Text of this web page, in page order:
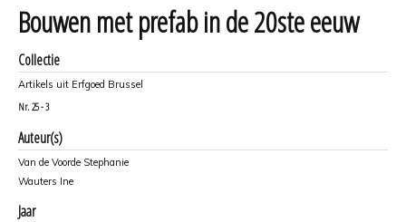
Bouwen met prefab in de 20ste eeuw
Collectie
Artikels uit Erfgoed Brussel
Nr. 25 - 3
Auteur(s)
Van de Voorde Stephanie
Wauters Ine
Jaar